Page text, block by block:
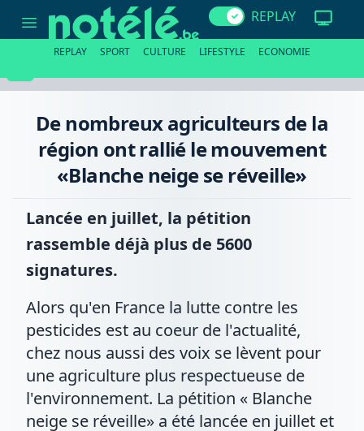
nombreux
agriculteurs
ont
mouvement
REPLAY
REPLAY SPORT CULTURE LIFESTYLE ECONOMIE
De nombreux agriculteurs de la
région ont rallié le mouvement
«Blanche neige se réveille»
Lancée en juillet, la pétition
rassemble déjà plus de 5600
signatures.
Alors qu'en France la lutte contre les
pesticides est au coeur de l'actualité,
chez nous aussi des voix se lèvent pour
une agriculture plus respectueuse de
l'environnement. La pétition « Blanche
neige se réveille» a été lancée en juillet et